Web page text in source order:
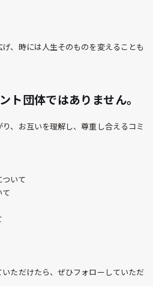
、時には人生そのものを変えることも
ト団体ではありません。
、お互いを理解し、尊重し合えるコミ
ついて
て
ただけたら、ぜひフォローしていただ